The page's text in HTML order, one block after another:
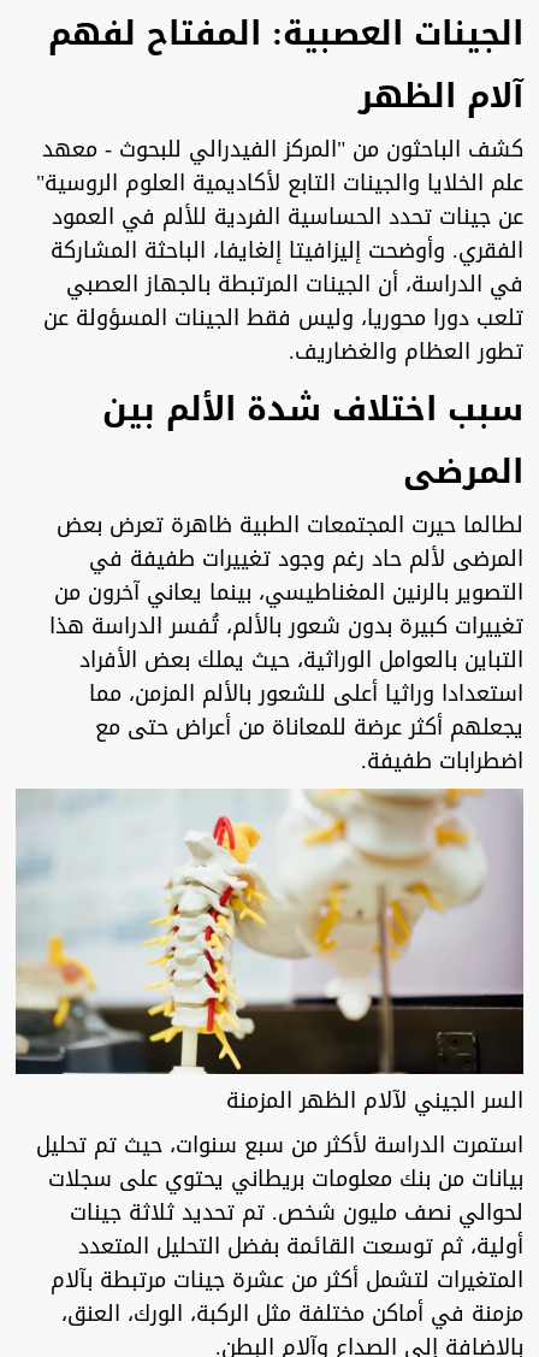
الجينات العصبية: المفتاح لفهم
آلام الظهر
كشف الباحثون من "المركز الفيدرالي للبحوث - معهد
علم الخلايا والجينات التابع لأكاديمية العلوم الروسية"
عن جينات تحدد الحساسية الفردية للألم في العمود
الفقري. وأوضحت إليزافيتا إلغايفا، الباحثة المشاركة
في الدراسة، أن الجينات المرتبطة بالجهاز العصبي
تلعب دورا محوريا، وليس فقط الجينات المسؤولة عن
تطور العظام والغضاريف.
سبب اختلاف شدة الألم بين
المرضى
لطالما حيرت المجتمعات الطبية ظاهرة تعرض بعض
المرضى لألم حاد رغم وجود تغييرات طفيفة في
التصوير بالرنين المغناطيسي، بينما يعاني آخرون من
تغييرات كبيرة بدون شعور بالألم، تُفسر الدراسة هذا
التباين بالعوامل الوراثية، حيث يملك بعض الأفراد
استعدادا وراثيا أعلى للشعور بالألم المزمن، مما
يجعلهم أكثر عرضة للمعاناة من أعراض حتى مع
اضطرابات طفيفة.
السر الجيني لآلام الظهر المزمنة
استمرت الدراسة لأكثر من سبع سنوات، حيث تم تحليل
بيانات من بنك معلومات بريطاني يحتوي على سجلات
لحوالي نصف مليون شخص. تم تحديد ثلاثة جينات
أولية، ثم توسعت القائمة بفضل التحليل المتعدد
المتغيرات لتشمل أكثر من عشرة جينات مرتبطة بآلام
مزمنة في أماكن مختلفة مثل الركبة، الورك، العنق،
بالإضافة إلى الصداع وآلام البطن.